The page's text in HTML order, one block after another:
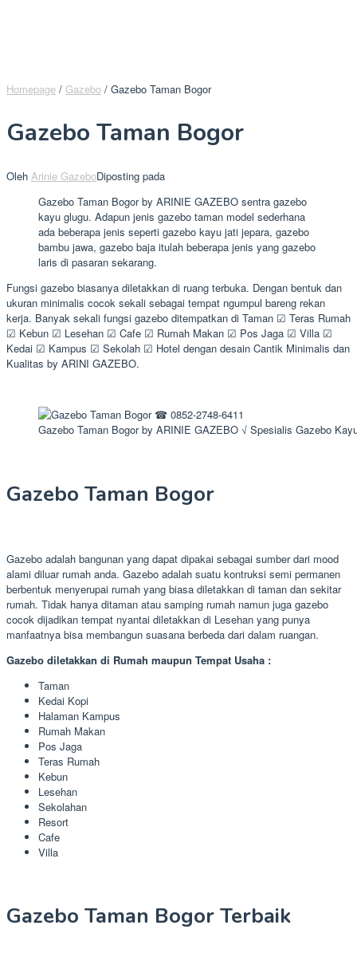
Homepage / Gazebo / Gazebo Taman Bogor
Gazebo Taman Bogor
Oleh Arinie GazeboDiposting pada
Gazebo Taman Bogor by ARINIE GAZEBO sentra gazebo
kayu glugu. Adapun jenis gazebo taman model sederhana
ada beberapa jenis seperti gazebo kayu jati jepara, gazebo
bambu jawa, gazebo baja itulah beberapa jenis yang gazebo
laris di pasaran sekarang.
Fungsi gazebo biasanya diletakkan di ruang terbuka. Dengan bentuk dan
ukuran minimalis cocok sekali sebagai tempat ngumpul bareng rekan
kerja. Banyak sekali fungsi gazebo ditempatkan di Taman ☑ Teras Rumah
☑ Kebun ☑ Lesehan ☑ Cafe ☑ Rumah Makan ☑ Pos Jaga ☑ Villa ☑
Kedai ☑ Kampus ☑ Sekolah ☑ Hotel dengan desain Cantik Minimalis dan
Kualitas by ARINI GAZEBO.
Gazebo Taman Bogor by ARINIE GAZEBO √ Spesialis Gazebo
Gazebo Taman Bogor
Gazebo adalah bangunan yang dapat dipakai sebagai sumber dari mood
alami diluar rumah anda. Gazebo adalah suatu kontruksi semi permanen
berbentuk menyerupai rumah yang biasa diletakkan di taman dan sekitar
rumah. Tidak hanya ditaman atau samping rumah namun juga gazebo
cocok dijadikan tempat nyantai diletakkan di Lesehan yang punya
manfaatnya bisa membangun suasana berbeda dari dalam ruangan.
Gazebo diletakkan di Rumah maupun Tempat Usaha :
Taman
Kedai Kopi
Halaman Kampus
Rumah Makan
Pos Jaga
Teras Rumah
Kebun
Lesehan
Sekolahan
Resort
Cafe
Villa
Gazebo Taman Bogor Terbaik